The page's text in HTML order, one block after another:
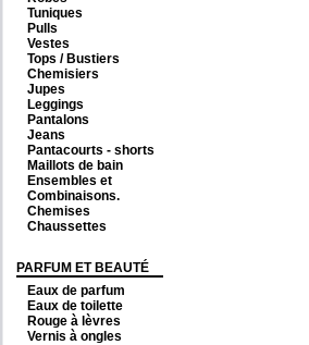
Tuniques
Pulls
Vestes
Tops / Bustiers
Chemisiers
Jupes
Leggings
Pantalons
Jeans
Pantacourts - shorts
Maillots de bain
Ensembles et
Combinaisons.
Chemises
Chaussettes
PARFUM ET BEAUTÉ
Eaux de parfum
Eaux de toilette
Rouge à lèvres
Vernis à ongles